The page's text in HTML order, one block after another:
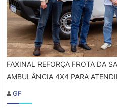
FAXINAL REFORÇA FROTA DA
AMBULÂNCIA 4X4 PARA
GF